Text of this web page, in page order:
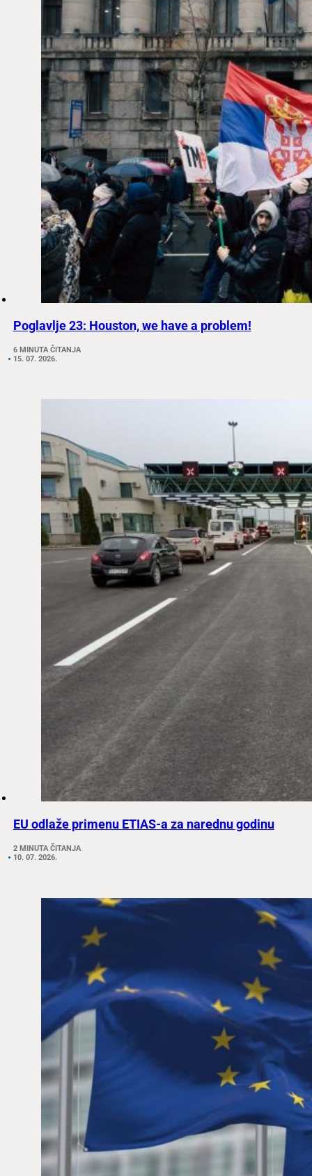
Poglavlje 23: Houston, we have a problem!
6 MINUTA ČITANJA
15. 07. 2026.
EU odlaže primenu ETIAS-a za narednu godinu
2 MINUTA ČITANJA
10. 07. 2026.